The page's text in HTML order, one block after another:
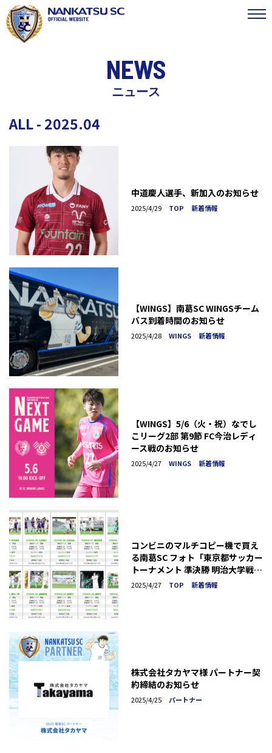
NEWS
ニュース
ALL - 2025.04
中道慶人選手、新加入のお知らせ
2025/4/29 TOP 新着情報
【WINGS】南葛SC WINGSチーム
バス到着時間のお知らせ
2025/4/28 WINGS 新着情報
【WINGS】5/6（火・祝）なでし
こリーグ2部 第9節 FC今治レディ
ース戦のお知らせ
2025/4/27 WINGS 新着情報
コンビニのマルチコピー機で買え
る南葛SC フォト「東京都サッカー
トーナメント 準決勝 明治大学戦」
発売のお知らせ
2025/4/27 TOP 新着情報
株式会社タカヤマ様 パートナー契
約締結のお知らせ
2025/4/25 パートナー